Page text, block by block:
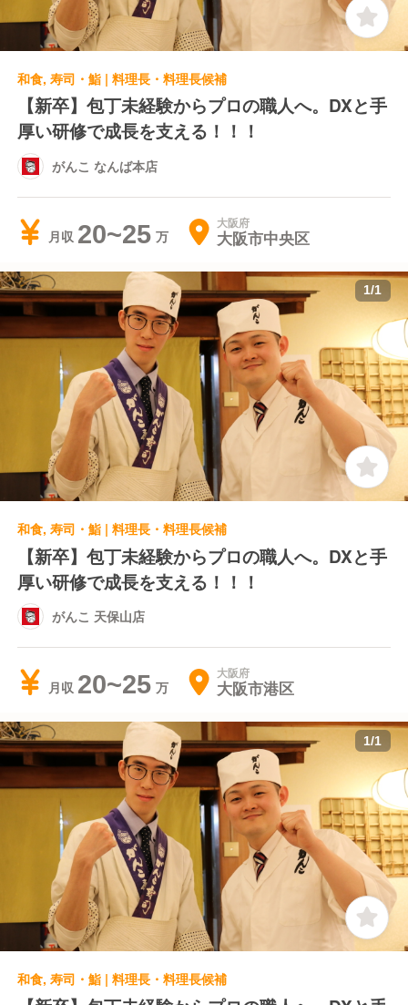
和食, 寿司・鮨 | 料理長・料理長候補
【新卒】包丁未経験からプロの職人へ。DXと手
厚い研修で成長を支える！！！
がんこ なんば本店
月収 20~25 大阪府
大阪市中央区
1/1
和食, 寿司・鮨 | 料理長・料理長候補
【新卒】包丁未経験からプロの職人へ。DXと手
厚い研修で成長を支える！！！
がんこ 天保山店
月収 20~25 大阪府
大阪市港区
1/1
和食, 寿司・鮨 | 料理長・料理長候補